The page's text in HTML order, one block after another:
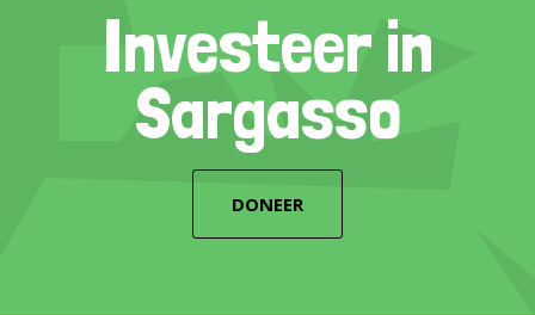
Investeer in
Sargasso
DONEER